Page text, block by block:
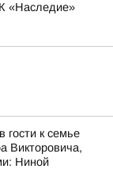
«Наследие»
гости к семье
Викторовича,
Ниной